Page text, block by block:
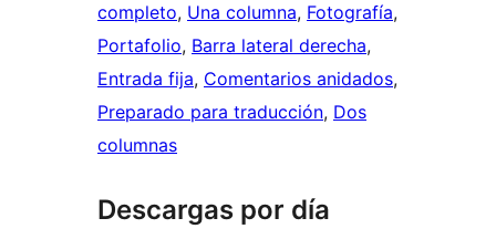
completo, Una columna, Fotografía
Portafolio, Barra lateral derecha
Entrada fija, Comentarios anidados
Preparado para traducción, Dos
columnas
Descargas por día